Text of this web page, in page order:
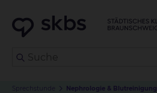
Sprechstunde
Nephrologie & Blutreinigung